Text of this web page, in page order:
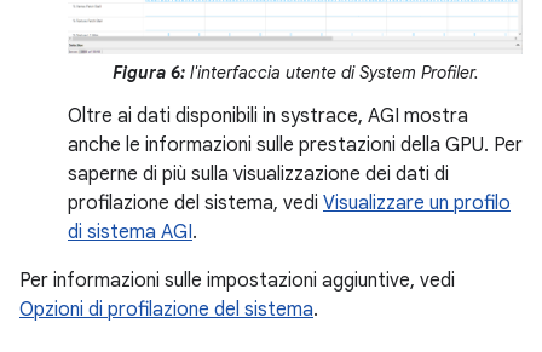
Figura 6: l'interfaccia utente di System Profiler.
Oltre ai dati disponibili in systrace, AGI mostra
anche le informazioni sulle prestazioni della GPU. Per
saperne di più sulla visualizzazione dei dati di
profilazione del sistema, vedi Visualizzare un profilo
di sistema AGI.
Per informazioni sulle impostazioni aggiuntive, vedi
Opzioni di profilazione del sistema.